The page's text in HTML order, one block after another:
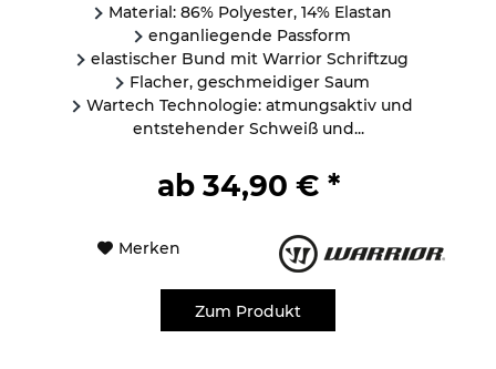
Material: 86% Polyester, 14% Elastan
enganliegende Passform
elastischer Bund mit Warrior Schriftzug
Flacher, geschmeidiger Saum
Wartech Technologie: atmungsaktiv und
entstehender Schweiß und...
ab 34,90 € *
Merken
Zum Produkt